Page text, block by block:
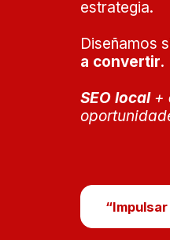
estrategia.
Diseñamos
a convertir.
SEO local +